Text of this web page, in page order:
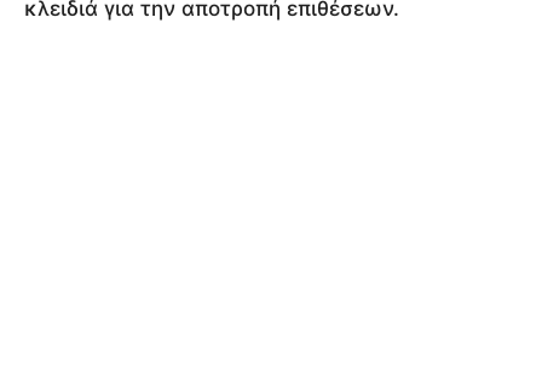
κλειδιά για την αποτροπή επιθέσεων.